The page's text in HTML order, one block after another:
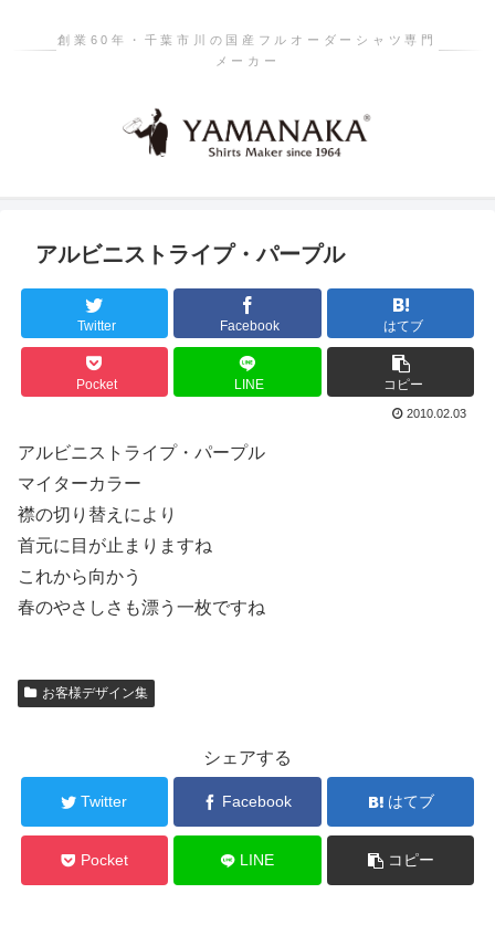
創業60年・千葉市川の国産フルオーダーシャツ専門
メーカー
アルビニストライプ・パープル
Twitter Facebook はてブ
Pocket LINE コピー
2010.02.03
アルビニストライプ・パープル
マイターカラー
襟の切り替えにより
首元に目が止まりますね
これから向かう
春のやさしさも漂う一枚ですね
お客様デザイン集
シェアする
Twitter Facebook はてブ
Pocket LINE コピー